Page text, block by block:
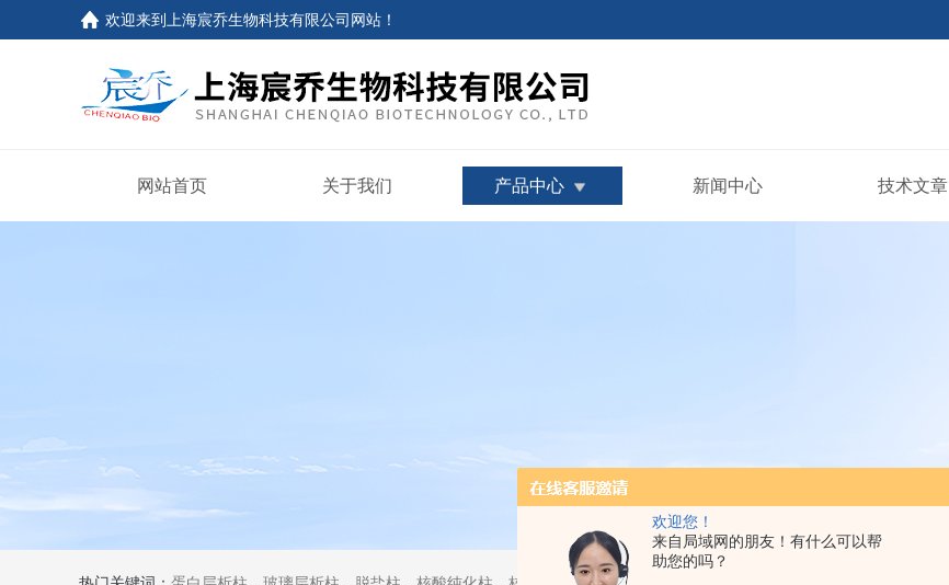
欢迎您！
来自局域网的朋友！有什么可以帮
助您的吗？
欢迎来到上海宸乔生物科技有限公司网站！
网站首页 关于我们 产品中心 新闻中心 技术文章